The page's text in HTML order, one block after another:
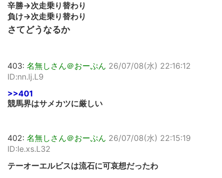
辛勝→次走乗り替わり
負け→次走乗り替わり
さてどうなるか
403: 名無しさん＠おーぷん 26/07/08(水) 22:16:12
ID:nn.lj.L9
>>401
競馬界はサメカツに厳しい
402: 名無しさん＠おーぷん 26/07/08(水) 22:15:19
ID:Ie.xs.L32
テーオーエルビスは流石に可哀想だったわ